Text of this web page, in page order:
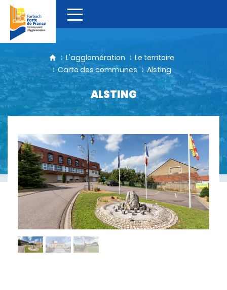
L'agglomération
Le territoire
Carte des communes
Alsting
ALSTING